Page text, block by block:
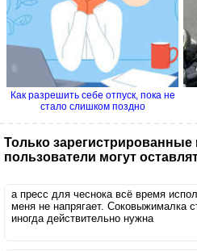
Как разрешить себе отпуск, пока не
стало слишком поздно
Только
пользователи могут
а пресс для чеснока всё время
меня не напрягает. Соковыжималка
иногда действительно нужна